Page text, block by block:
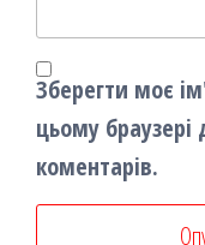
Зберегти моє
цьому
коментарів.